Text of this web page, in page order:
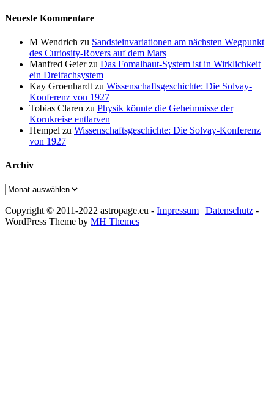
Neueste Kommentare
M Wendrich zu Sandsteinvariationen am nächsten Wegpunkt
des Curiosity-Rovers auf dem Mars
Manfred Geierzu Das Fomalhaut-System ist in Wirklichkeit
ein Dreifachsystem
Kay Groenhardt zu Wissenschaftsgeschichte: Die Solvay-
Konferenz von 1927
Tobias Claren zu Physik könnte die Geheimnisse der
Kornkreise entlarven
Hempel zu Wissenschaftsgeschichte: Die Solvay-Konferenz
von 1927
Archiv
Archiv
Copyright © 2011-2022 astropage.eu - Impressum | Datenschutz -
WordPress Theme by MH Themes